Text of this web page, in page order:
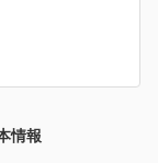
情報